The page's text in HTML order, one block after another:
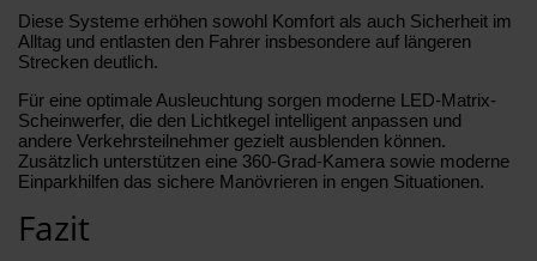
Diese Systeme erhöhen sowohl Komfort als auch Sicherheit im
Alltag und entlasten den Fahrer insbesondere auf längeren
Strecken deutlich.
Für eine optimale Ausleuchtung sorgen moderne LED-Matrix-
Scheinwerfer, die den Lichtkegel intelligent anpassen und
andere Verkehrsteilnehmer gezielt ausblenden können.
Zusätzlich unterstützen eine 360-Grad-Kamera sowie moderne
Einparkhilfen das sichere Manövrieren in engen Situationen.
Fazit